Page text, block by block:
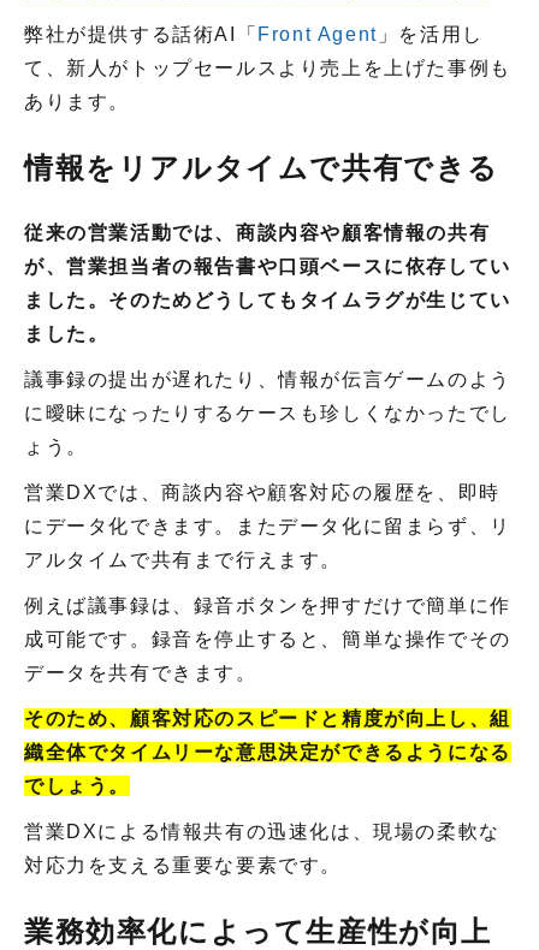
弊社が提供する話術AI「 Front Agent 」を活用し
て、新人がトップセールスより売上を上げた事例も
あります。
情報をリアルタイムで共有できる
従来の営業活動では、商談内容や顧客情報の共有
が、営業担当者の報告書や口頭ベースに依存してい
ました。そのためどうしてもタイムラグが生じてい
ました。
議事録の提出が遅れたり、情報が伝言ゲームのよう
に曖昧になったりするケースも珍しくなかったでし
ょう。
営業DXでは、商談内容や顧客対応の履歴を、即時
にデータ化できます。またデータ化に留まらず、リ
アルタイムで共有まで行えます。
例えば議事録は、録音ボタンを押すだけで簡単に作
成可能です。録音を停止すると、簡単な操作でその
データを共有できます。
そのため、顧客対応のスピードと精度が向上し、組
織全体でタイムリーな意思決定ができるようになる
でしょう。
営業DXによる情報共有の迅速化は、現場の柔軟な
対応力を支える重要な要素です。
業務効率化によって生産性が向上